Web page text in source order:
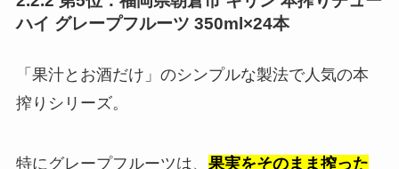
ハイ グレープフルーツ 350ml×24本
「果汁とお酒だけ」のシンプルな製法で人気の本
搾りシリーズ。
特にグレープフルーツは、 果実をそのまま搾った